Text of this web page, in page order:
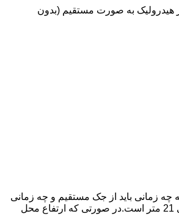
هیدرولیک به صورت مستقیم (بدون
زمانی باید از جک مستقیم و چه زمانی
از جک غیرمستقیم استفاده کنیم؟ جک های مستقیم تا 21 متر را ساپورت می کنند و این مقدار در جک تلسکوپی تک مرحله ای 7 متر،دو مرحله ای 14 و سه مرحله ای 21 متر است.در صورتی که ارتفاع محل